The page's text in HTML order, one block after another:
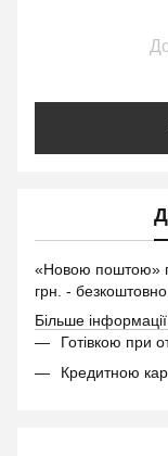
«Новою поштою»
грн. - безкоштовно
Більше
Готівкою при
Кредитною